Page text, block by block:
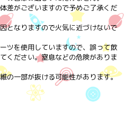
差がございますので予めご了承くだ
となりますので火気に近づけないで
ツを使用していますので、誤って飲
ください。窒息などの危険がありま
の一部が抜ける可能性があります。